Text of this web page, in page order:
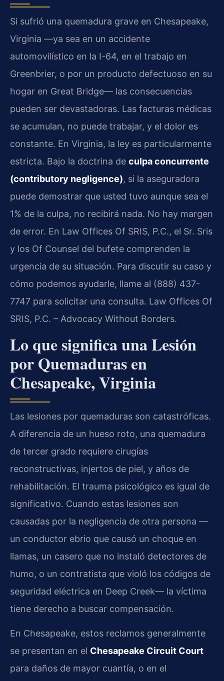
Si sufrió una quemadura grave en Chesapeake,
Virginia —ya sea en un accidente
automovilístico en la I-64, en el trabajo en
Greenbrier, o por un producto defectuoso en su
hogar en Great Bridge— las consecuencias
pueden ser devastadoras. Las facturas médicas
se acumulan, no puede trabajar, y el dolor es
constante. En Virginia, la ley es particularmente
estricta. Bajo la doctrina de culpa concurrente
(contributory negligence), si la aseguradora
puede demostrar que usted tuvo aunque sea el
1% de la culpa, no recibirá nada. No hay margen
de error. En Law Offices Of SRIS, P.C., el Sr. Sris
y los Of Counsel del bufete comprenden la
urgencia de su situación. Para discutir su caso y
cómo podemos ayudarle, llame al (888) 437-
7747 para solicitar una consulta. Law Offices Of
SRIS, P.C. – Advocacy Without Borders.
Lo que significa una Lesión
por Quemaduras en
Chesapeake, Virginia
Las lesiones por quemaduras son catastróficas.
A diferencia de un hueso roto, una quemadura
de tercer grado requiere cirugías
reconstructivas, injertos de piel, y años de
rehabilitación. El trauma psicológico es igual de
significativo. Cuando estas lesiones son
causadas por la negligencia de otra persona —
un conductor ebrio que causó un choque en
llamas, un casero que no instaló detectores de
humo, o un contratista que violó los códigos de
seguridad eléctrica en Deep Creek— la víctima
tiene derecho a buscar compensación.
En Chesapeake, estos reclamos generalmente
se presentan en el Chesapeake Circuit Court
para daños de mayor cuantía, o en el